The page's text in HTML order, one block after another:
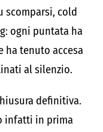
scomparsi, cold
ogni puntata ha
ha tenuto accesa
al silenzio.
definitiva.
infatti in prima